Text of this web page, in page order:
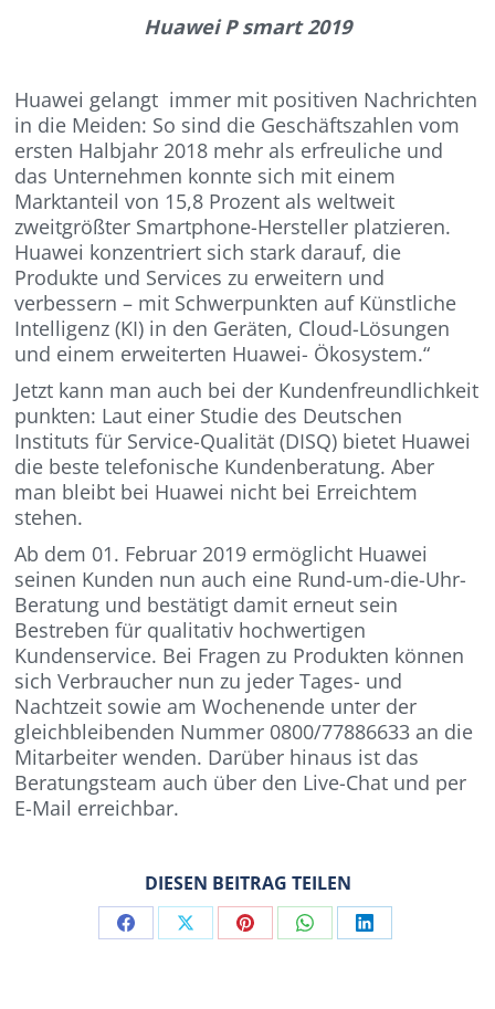
Huawei P smart 2019
Huawei gelangt immer mit positiven Nachrichten
in die Meiden: So sind die Geschäftszahlen vom
ersten Halbjahr 2018 mehr als erfreuliche und
das Unternehmen konnte sich mit einem
Marktanteil von 15,8 Prozent als weltweit
zweitgrößter Smartphone-Hersteller platzieren.
Huawei konzentriert sich stark darauf, die
Produkte und Services zu erweitern und
verbessern – mit Schwerpunkten auf Künstliche
Intelligenz (KI) in den Geräten, Cloud-Lösungen
und einem erweiterten Huawei- Ökosystem.“
Jetzt kann man auch bei der Kundenfreundlichkeit
punkten: Laut einer Studie des Deutschen
Instituts für Service-Qualität (DISQ) bietet Huawei
die beste telefonische Kundenberatung. Aber
man bleibt bei Huawei nicht bei Erreichtem
stehen.
Ab dem 01. Februar 2019 ermöglicht Huawei
seinen Kunden nun auch eine Rund-um-die-Uhr-
Beratung und bestätigt damit erneut sein
Bestreben für qualitativ hochwertigen
Kundenservice. Bei Fragen zu Produkten können
sich Verbraucher nun zu jeder Tages- und
Nachtzeit sowie am Wochenende unter der
gleichbleibenden Nummer 0800/77886633 an die
Mitarbeiter wenden. Darüber hinaus ist das
Beratungsteam auch über den Live-Chat und per
E-Mail erreichbar.
DIESEN BEITRAG TEILEN
Share Share Share Share Share